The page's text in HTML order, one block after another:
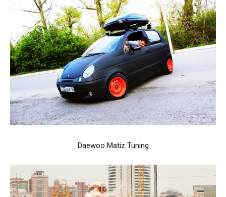
Daewoo Matiz Tuning